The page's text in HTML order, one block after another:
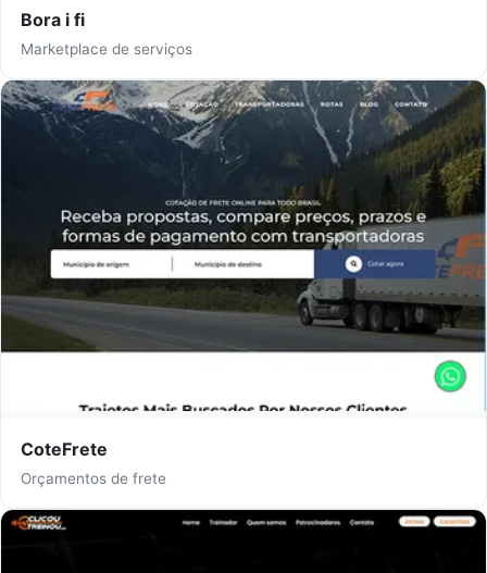
Bora i fi
Marketplace de serviços
CoteFrete
Orçamentos de frete